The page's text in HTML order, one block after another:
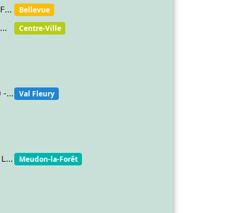
15 rue Porto Riche 92190 Meudon France Bellevue
36 RUE DE LA REPUBLIQUE 92190 MEUDON France Centre-Ville
55 rue de la Belgique 92190 92190 - MEUDON Val Fleury
13 rue Henri Etlin 92360 MEUDON LA FORET France Meudon-la-Forêt